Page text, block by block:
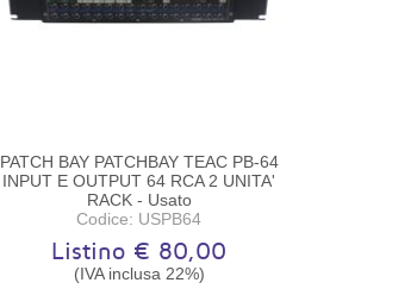
PATCH BAY PATCHBAY TEAC PB-64
INPUT E OUTPUT 64 RCA 2 UNITA'
RACK - Usato
Codice: USPB64
Listino € 80,00
(IVA inclusa 22%)